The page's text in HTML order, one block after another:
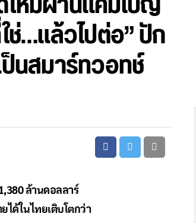
…แล้วไปต่อ” ปัก
นสมาร์ทวอทช์
ล้านดอลลาร์
ได้ในไทยเติบโตกว่า